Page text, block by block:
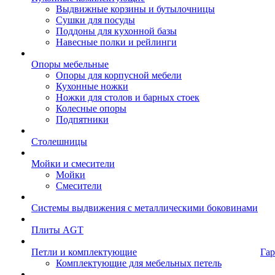
Выдвижные корзины и бутылочницы
Сушки для посуды
Поддоны для кухонной базы
Навесные полки и рейлинги
Опоры мебельные
Опоры для корпусной мебели
Кухонные ножки
Ножки для столов и барных стоек
Колесные опоры
Подпятники
Столешницы
Мойки и смесители
Мойки
Смесители
Системы выдвижения с металлическими боковинами
Плиты AGT
Петли и комплектующие
Комплектующие для мебельных петель